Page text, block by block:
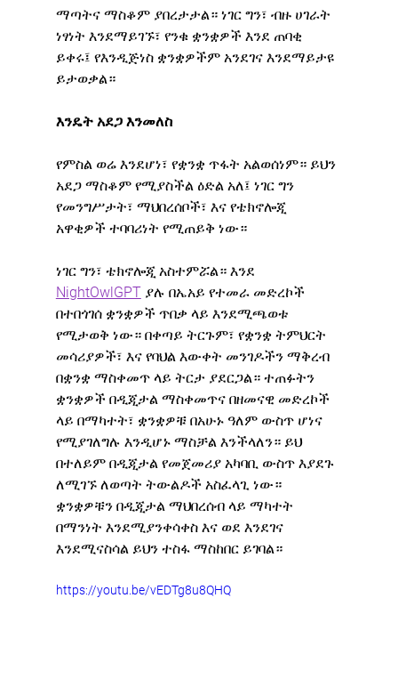
ማጣትና ማስቆም ያበረታታል። ነገር ግን፣ ብዙ ሀገራት
ነፃነት እንደማይገኙ፣ የንቁ ቋንቋዎች እንደ ጠባቂ
ይቀሩ፤ የእንዲጅነስ ቋንቋዎችም አንደገና እንደማይታዩ
ይታወቃል።
እንዴት አደጋ እንመለስ
የምስል ወሬ እንደሆነ፣ የቋንቋ ጥፋት አልወሰነም። ይህን
አደጋ ማስቆም የሚያስችል ዕድል አለ፤ ነገር ግን
የመንግሥታት፣ ማህበረሰቦች፣ እና የቴክኖሎጂ
አዋቂዎች ተባባሪነት የሚጠይቅ ነው።
ነገር ግን፣ ቴክኖሎጂ አስተምሯል። እንደ
NightOwlGPT ያሉ በኤአይ የተመራ መድረኮች
በተበጎገሰ ቋንቋዎች ጥበቃ ላይ እንደሚጫወቱ
የሚታወቅ ነው። በቀጣይ ትርጉም፣ የቋንቋ ትምህርት
መሳሪያዎች፣ እና የባህል እውቀት መንገዶችን ማቅረብ
በቋንቋ ማስቀመጥ ላይ ትርታ ያደርጋል። ተጠፉትን
ቋንቋዎች በዲጂታል ማስቀመጥና በዘመናዊ መድረኮች
ላይ በማካተት፣ ቋንቋዎቹ በአሁኑ ዓለም ውስጥ ሆነና
የሚያገለግሉ እንዲሆኑ ማስቻል እንችላለን። ይህ
በተለይም በዲጂታል የመጀመሪያ አካባቢ ውስጥ እያደጉ
ለሚገኙ ለወጣት ትውልዶች አስፈላጊ ነው።
ቋንቋዎቹን በዲጂታል ማህበረሰብ ላይ ማካተት
በማንነት እንደሚያንቀሳቀስ እና ወደ እንደገና
እንደሚናስሳል ይህን ተስፋ ማስከበር ይገባል።
https://youtu.be/vEDTg8u8QHQ